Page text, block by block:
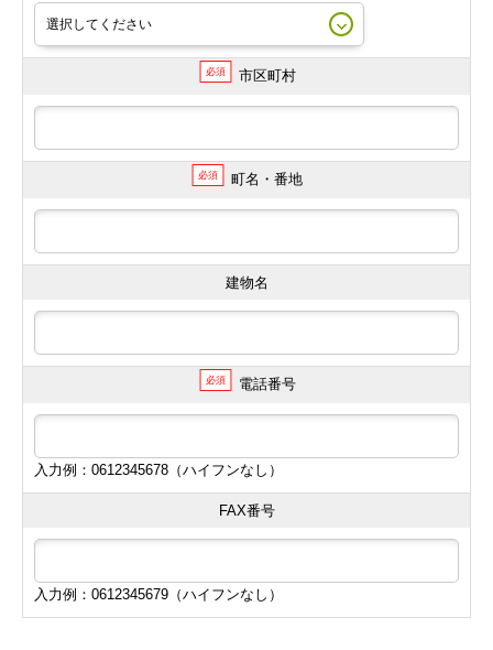
必須 市区町村
必須 町名・番地
建物名
必須 電話番号
入力例：0612345678（ハイフンなし）
FAX番号
入力例：0612345679（ハイフンなし）